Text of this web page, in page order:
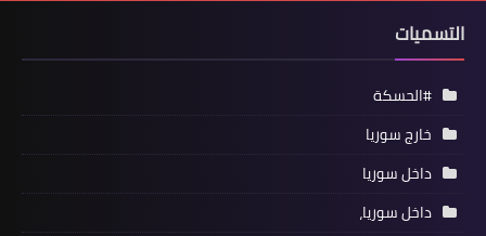
التسميات
#الحسكة
خارج سوريا
داخل سوريا
داخل سوريا،